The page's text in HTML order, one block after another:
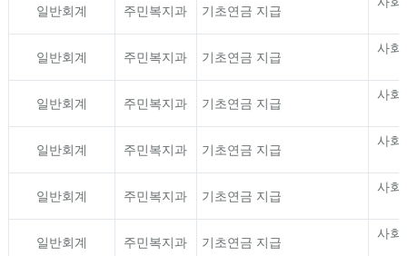
일반회계 주민복지과 기초연금 지급
일반회계 주민복지과 기초연금 지급
사회
일반회계 주민복지과 기초연금 지급
사회
일반회계 주민복지과 기초연금 지급
사회
일반회계 주민복지과 기초연금 지급
사회
일반회계 주민복지과 기초연금 지급
사회